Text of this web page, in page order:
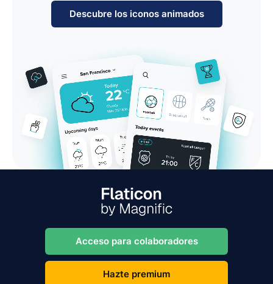
Descubre los iconos animados
Acceso para colaboradores
Hazte premium